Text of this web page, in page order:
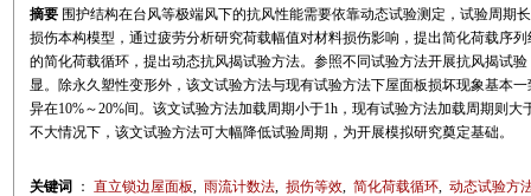
摘要 围护结构在台风等极端风下的抗风性能需要依靠动态试验测定，试验周期
损伤本构模型，通过疲劳分析研究荷载幅值对材料损伤影响，提出简化荷载序
的简化荷载循环，提出动态抗风揭试验方法。参照不同试验方法开展抗风揭试
显。除永久塑性变形外，该文试验方法与现有试验方法下屋面板损坏现象基本
异在10%～20%间。该文试验方法加载周期小于1h，现有试验方法加载周期则
不大情况下，该文试验方法可大幅降低试验周期，为开展模拟研究奠定基础。
关键词 ： 直立锁边屋面板, 雨流计数法, 损伤等效, 简化荷载循环, 动态试验方